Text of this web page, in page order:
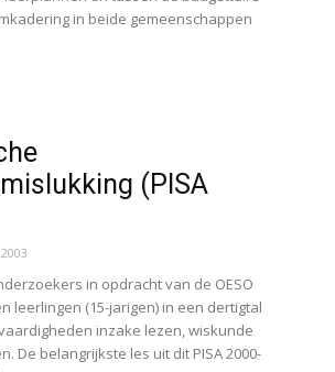
in beide gemeenschappen
(PISA
in opdracht van de OESO
leerlingen (15-jarigen) in een dertigtal
inzake lezen, wiskunde
De belangrijkste les uit dit PISA 2000-